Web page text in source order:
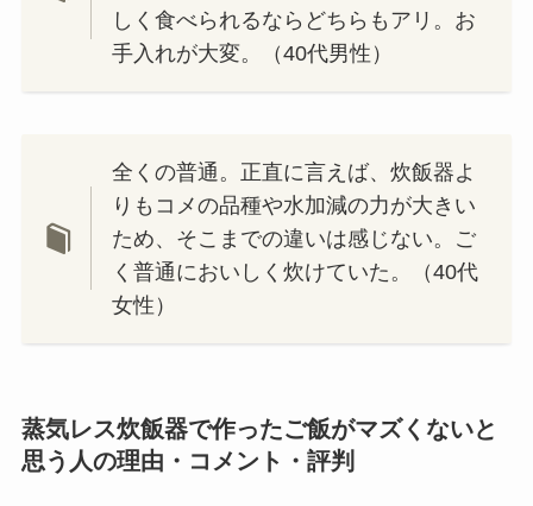
しく食べられるならどちらもアリ。お
手入れが大変。（40代男性）
全くの普通。正直に言えば、炊飯器よ
りもコメの品種や水加減の力が大きい
ため、そこまでの違いは感じない。ご
く普通においしく炊けていた。（40代
女性）
蒸気レス炊飯器で作ったご飯がマズくないと
思う人の理由・コメント・評判